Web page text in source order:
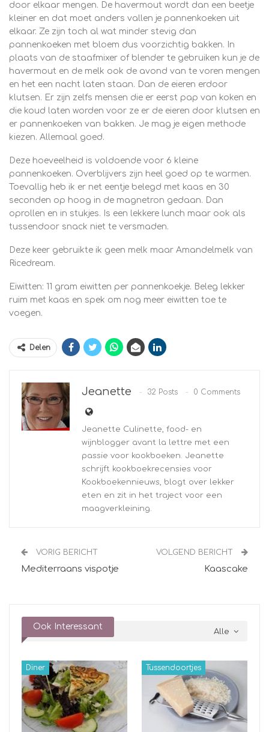
door elkaar mengen. De havermout wordt dan een beetje
kleiner en dat moet anders vallen je pannenkoeken uit
elkaar. Ze zijn toch al wat minder stevig dan
pannenkoeken met bloem dus voorzichtig bakken. In
plaats van de staafmixer of blender te gebruiken kun je de
havermout en de melk ook de avond van te voren mengen
en het een nacht laten staan. Dan de eieren erdoor
klutsen. Er zijn zelfs mensen die er eerst pap van koken en
die koud laten worden voor ze er de eieren door klutsen en
er pannenkoeken van bakken. Je mag je eigen methode
kiezen. Allemaal goed.
Deze hoeveelheid is voldoende voor 6 kleine
pannenkoeken. Overblijvers zijn heel goed op te warmen.
Toevallig heb ik er net eentje belegd met kaas en 30
seconden op hoog in de magnetron gedaan. Dan
oprollen en in stukjes. Is een lekkere lunch maar ook als
tussendoor snack niet te versmaden.
Deze keer gebruikte ik geen melk maar Amandelmelk van
Ricedream.
Eiwitten: 11 gram eiwitten per pannenkoekje. Beleg lekker
ruim met kaas en spek om nog meer eiwitten toe te
voegen.
Delen
Jeanette 32 Posts 0 Comments
Jeanette Culinette, food- en
wijnblogger avant la lettre met een
passie voor kookboeken. Jeanette
schrijft kookboekrecensies voor
Kookboekennieuws, blogt over lekker
eten en zit in het traject voor een
maagverkleining.
VORIG BERICHT
Mediterraans vispotje
VOLGEND BERICHT
Kaascake
Alle
Ook Interessant
Diner Tussendoortjes